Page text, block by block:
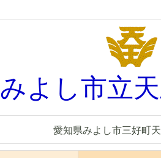
みよし市立
愛知県みよし市三好町